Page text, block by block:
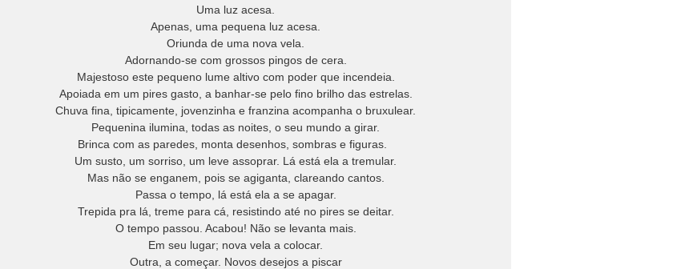
Uma luz acesa.
Apenas, uma pequena luz acesa.
Oriunda de uma nova vela.
Adornando-se com grossos pingos de cera.
Majestoso este pequeno lume altivo com poder que incendeia.
Apoiada em um pires gasto, a banhar-se pelo fino brilho das estrelas.
Chuva fina, tipicamente, jovenzinha e franzina acompanha o bruxulear.
Pequenina ilumina, todas as noites, o seu mundo a girar.
Brinca com as paredes, monta desenhos, sombras e figuras.
Um susto, um sorriso, um leve assoprar. Lá está ela a tremular.
Mas não se enganem, pois se agiganta, clareando cantos.
Passa o tempo, lá está ela a se apagar.
Trepida pra lá, treme para cá, resistindo até no pires se deitar.
O tempo passou. Acabou! Não se levanta mais.
Em seu lugar; nova vela a colocar.
Outra, a começar. Novos desejos a piscar